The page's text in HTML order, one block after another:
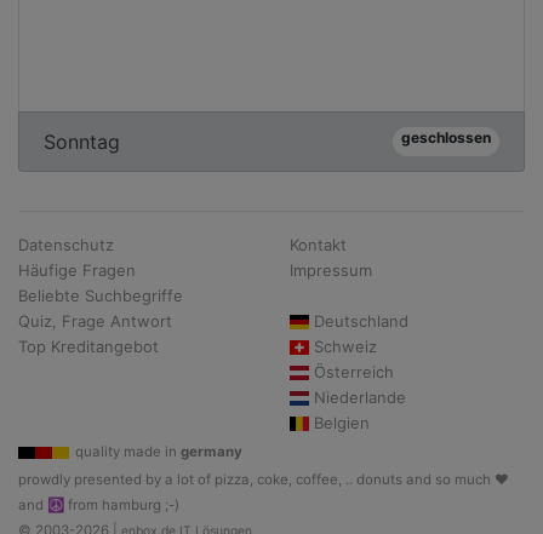
Sonntag geschlossen
Datenschutz
Häufige Fragen
Beliebte Suchbegriffe
Quiz, Frage Antwort
Top Kreditangebot
Kontakt
Impressum
Deutschland
Schweiz
Österreich
Niederlande
Belgien
quality made in germany
prowdly presented by a lot of pizza, coke, coffee, .. donuts and so much ♥
and ☮ from hamburg ;-)
© 2003-2026 |